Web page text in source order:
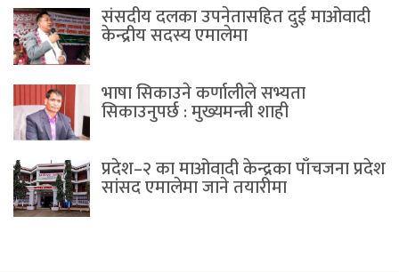
संसदीय दलका उपनेतासहित दुई माओवादी
केन्द्रीय सदस्य एमालेमा
भाषा सिकाउने कर्णालीले सभ्यता
सिकाउनुपर्छ : मुख्यमन्त्री शाही
प्रदेश–२ का माओवादी केन्द्रका पाँचजना प्रदेश
सांसद एमालेमा जाने तयारीमा